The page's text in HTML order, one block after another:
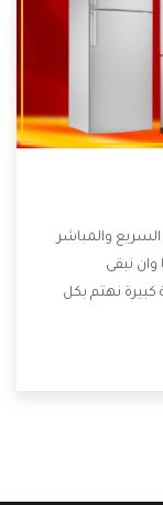
والمباشر
نبقى
نهتم بكل
تكون من أهم